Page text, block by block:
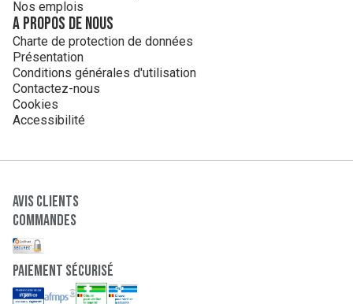
Nos emplois
A propos de nous
Charte de protection de données
Présentation
Conditions générales d'utilisation
Contactez-nous
Cookies
Accessibilité
Avis clients
Commandes
paiement sécurisé